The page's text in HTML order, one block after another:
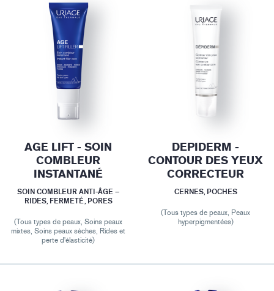
AGE LIFT - SOIN
COMBLEUR
INSTANTANÉ
SOIN COMBLEUR ANTI-ÂGE –
RIDES, FERMETÉ, PORES
(Tous types de peaux, Soins peaux
mixtes, Soins peaux sèches, Rides et
perte d'élasticité)
DEPIDERM -
CONTOUR DES YEUX
CORRECTEUR
CERNES, POCHES
(Tous types de peaux, Peaux
hyperpigmentées)